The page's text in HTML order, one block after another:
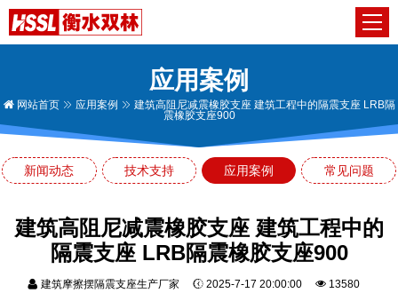
应用案例
网站首页 应用案例
建筑高阻尼减震橡胶支座 建筑工程中的隔震支座 LRB隔
震橡胶支座900
新闻动态 技术支持 应用案例 常见问题
建筑高阻尼减震橡胶支座 建筑工程中的
隔震支座 LRB隔震橡胶支座900
建筑摩擦摆隔震支座生产厂家 2025-7-17 20:00:00 13580